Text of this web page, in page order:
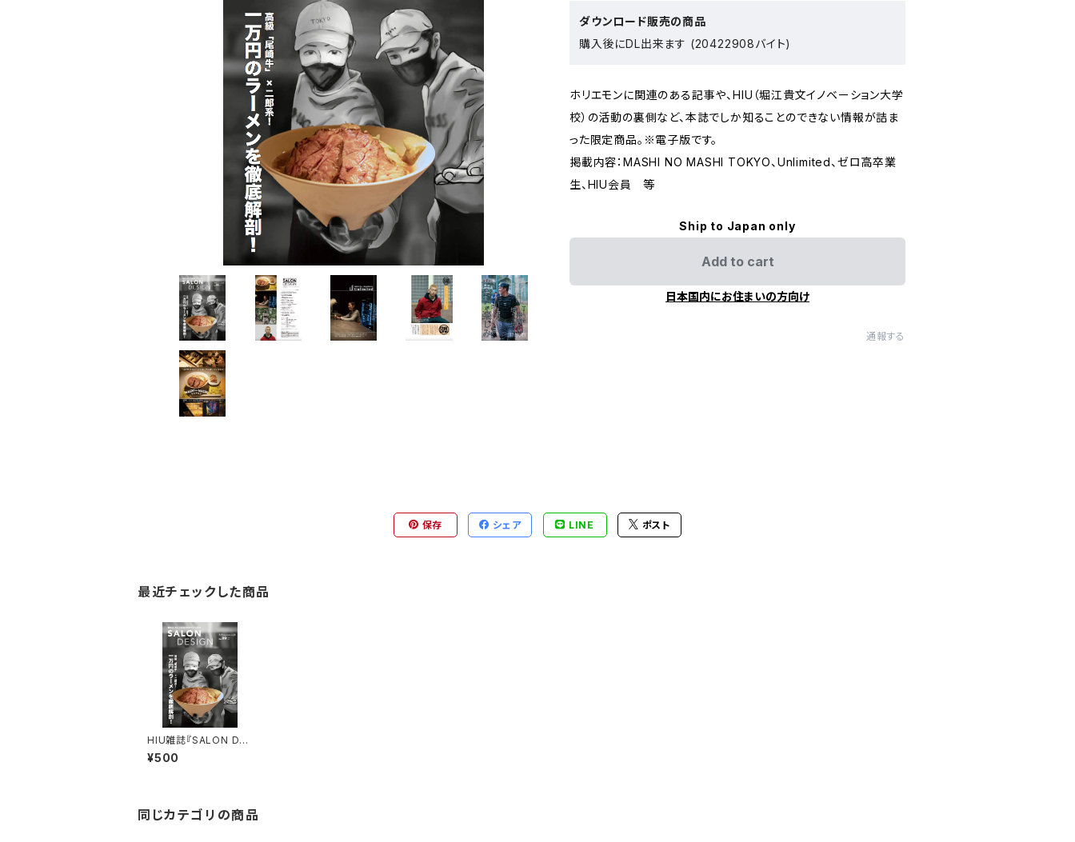
ダウンロード販売の商品
購入後にDL出来ます (20422908バイト)
ホリエモンに関連のある記事や、HIU（堀江貴文イノベーション大学
校）の活動の裏側など、本誌でしか知ることのできない情報が詰ま
った限定商品。※電子版です。
掲載内容：MASHI NO MASHI TOKYO、Unlimited、ゼロ高卒業
生、HIU会員 等
Ship to Japan only
Add to cart
日本国内にお住まいの方向け
通報する
保存 シェア LINE ポスト
最近チェックした商品
HIU雑誌『SALON DES
IGN』vol.9（電子版）
¥500
同じカテゴリの商品